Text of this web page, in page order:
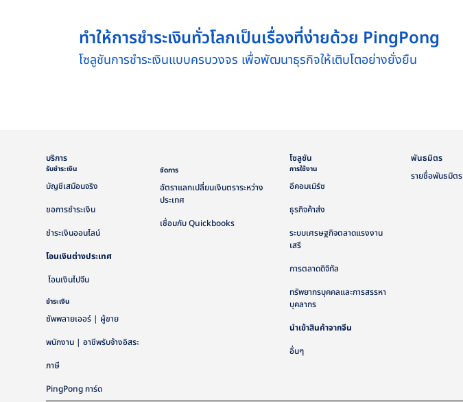
ทำให้การชำระเงินทั่วโลกเป็นเรื่องที่ง่ายด้วย PingPong
โซลูชันการชำระเงินแบบครบวงจร เพื่อพัฒนาธุรกิจให้เติบโตอย่างยั่งยืน
บริการ
รับชำระเงิน
บัญชีเสมือนจริง
ขอการชำระเงิน
ชำระเงินออนไลน์
โอนเงินต่างประเทศ
โอนเงินไปจีน
ชำระเงิน
ซัพพลายเออร์ | ผู้ขาย
พนักงาน | อาชีพรับจ้างอิสระ
ภาษี
PingPong การ์ด
จัดการ
อัตราแลกเปลี่ยนเงินตราระหว่าง
ประเทศ
เชื่อมกับ Quickbooks
โซลูชัน
การใช้งาน
อีคอมเมิร์ซ
ธุรกิจค้าส่ง
ระบบเศรษฐกิจตลาดแรงงาน
เสรี
การตลาดดิจิทัล
ทรัพยากรบุคคลและการสรรหา
บุคลากร
นำเข้าสินค้าจากจีน
อื่นๆ
พันธมิตร
รายชื่อพันธมิตร